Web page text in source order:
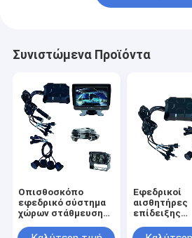
Συνιστώμενα Προϊόντα
Οπισθοσκόπο
εφεδρικό σύστημα
χώρων στάθμευσης
οχημάτων με»
Εφεδρικοί
αισθητήρες
επίδειξης
πιέτες και